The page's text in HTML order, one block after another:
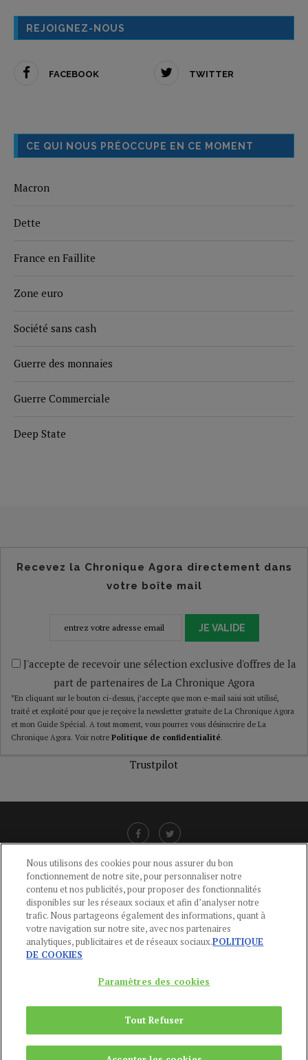
REJOIGNEZ-NOUS
FACEBOOK TWITTER
CE QUI NOUS PRÉOCCUPE EN CE MOMENT
Macron
Dette
France en Faillite
Zone euro
Société sans cash
Guerre des monnaies
Guerre Commerciale
Deep State
Recevez la Chronique Agora directement dans
votre boîte mail
JE VALIDE
J'accepte de recevoir une sélection exclusive d'offres de la
part de partenaires de La Chronique Agora
*En cliquant sur le bouton ci-dessus, j’accepte que mon e-mail saisi soit utilisé,
traité et exploité pour que je reçoive la newsletter gratuite de La Chronique Agora
et mon Guide Spécial. A tout moment, vous pourrez vous désinscrire de La
Chronique Agora. Voir notre Politique de confidentialité.
Trustpilot
CGU-POLITIQUE DE CONFIDENTIALITÉ -POLITIQUE DES COOKIES
MENTIONS LÉGALES -AIDE
CONTACT
01 44 59 91 11
Du Lundi au Vendredi, 9h-13h et 14h-17h
Copyright © 2024Publications Agora
Nous utilisons des cookies pour nous assurer du bon
fonctionnement de notre site, pour personnaliser notre
contenu et nos publicités, pour proposer des fonctionnalités
disponibles sur les réseaux sociaux et afin d’analyser notre
trafic. Nous partageons également des informations, quant à
votre navigation sur notre site, avec nos partenaires
analytiques, publicitaires et de réseaux sociaux.POLITIQUE
DE COOKIES
Paramètres des cookies
Tout Refuser